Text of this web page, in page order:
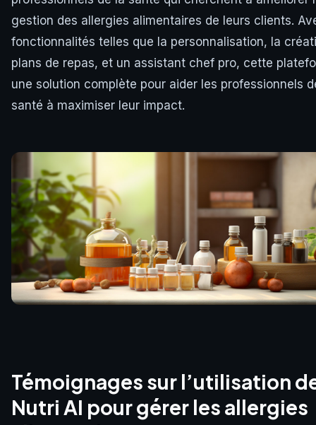
gestion des allergies alimentaires de leurs clients.
fonctionnalités telles que la personnalisation, la
plans de repas, et un assistant chef pro, cette
une solution complète pour aider les professionnels
santé à maximiser leur impact.
Témoignages sur l’utilisation
Nutri AI pour gérer les allergies